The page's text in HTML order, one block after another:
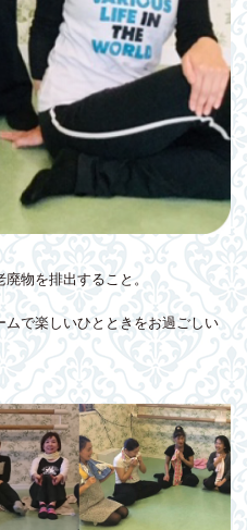
物を排出すること。
で楽しいひとときをお過ごしい